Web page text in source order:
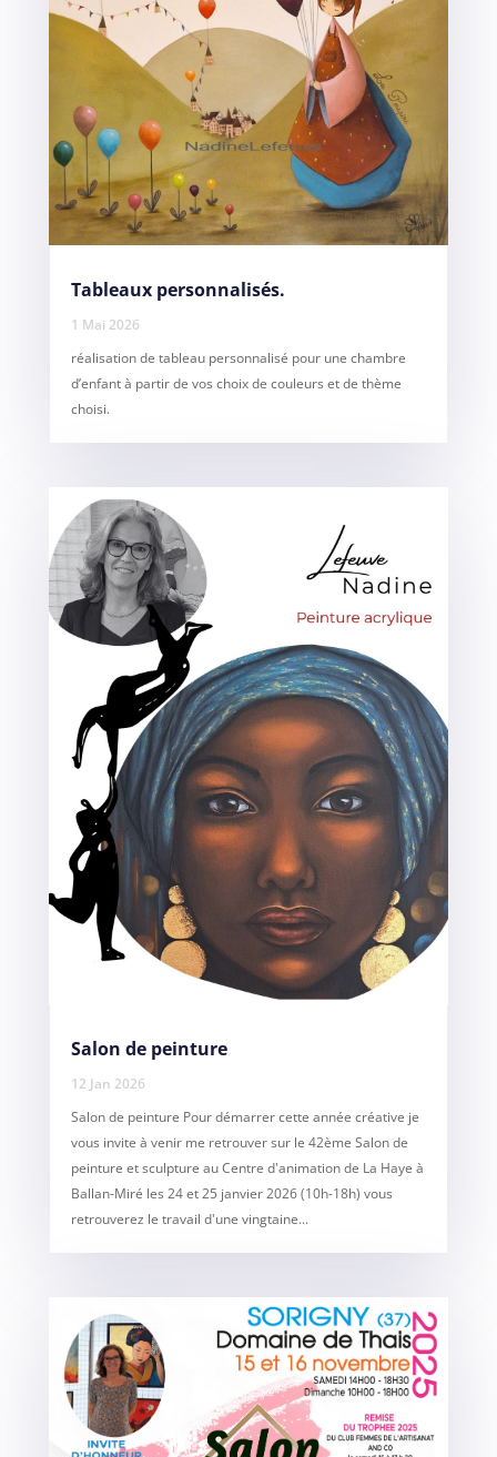
Tableaux personnalisés.
1 Mai 2026
réalisation de tableau personnalisé pour une chambre
d’enfant à partir de vos choix de couleurs et de thème
choisi.
Salon de peinture
12 Jan 2026
Salon de peinture Pour démarrer cette année créative je
vous invite à venir me retrouver sur le 42ème Salon de
peinture et sculpture au Centre d'animation de La Haye à
Ballan-Miré les 24 et 25 janvier 2026 (10h-18h) vous
retrouverez le travail d'une vingtaine...